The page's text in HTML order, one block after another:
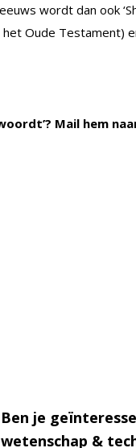
wordt dan ook
Oude Testament)
Mail hem
Ben je
wetenschap &